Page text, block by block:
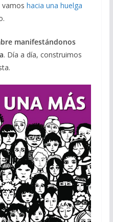
vamos hacia una huelga
manifestándonos
. Día a día, construimos